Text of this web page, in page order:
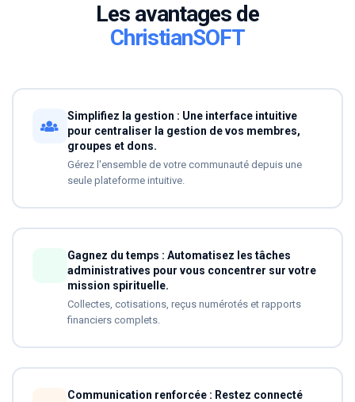
Les avantages de
ChristianSOFT
Simplifiez la gestion : Une interface intuitive
pour centraliser la gestion de vos membres,
groupes et dons.
Gérez l'ensemble de votre communauté depuis une
seule plateforme intuitive.
Gagnez du temps : Automatisez les tâches
administratives pour vous concentrer sur votre
mission spirituelle.
Collectes, cotisations, reçus numérotés et rapports
financiers complets.
Communication renforcée : Restez connecté